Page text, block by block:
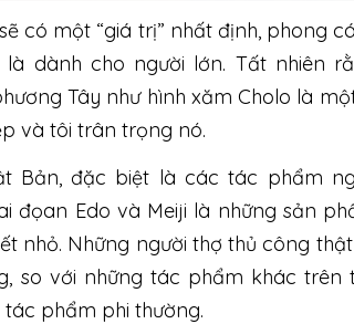
có một “giá trị” nhất định, phong
dành cho người lớn. Tất nhiên
Tây như hình xăm Cholo là
và tôi trân trọng nó.
Bản, đặc biệt là các tác phẩm
đọan Edo và Meiji là những sản
nhỏ. Những người thợ thủ công
so với những tác phẩm khác trên
phẩm phi thường.